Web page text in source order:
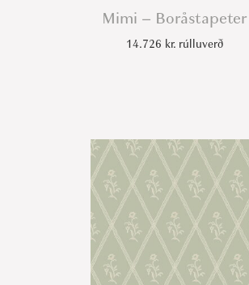
Mimi – Boråstapeter
14.726 kr. rúlluverð